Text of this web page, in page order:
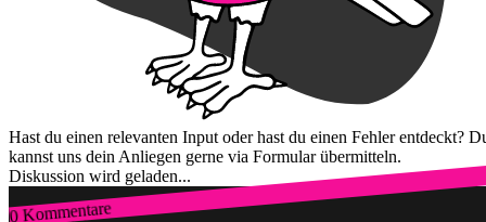
Hast du einen relevanten Input oder hast du einen Fehler entdeckt?
kannst uns dein Anliegen gerne via Formular übermitteln.
Diskussion wird geladen...
0 Kommentare
Zum Login